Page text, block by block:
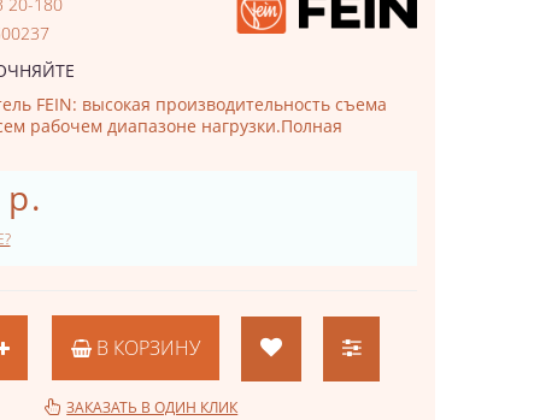
FEIN: высокая производительность съема
рабочем диапазоне нагрузки.Полная
В КОРЗИНУ
ЗАКАЗАТЬ В ОДИН КЛИК